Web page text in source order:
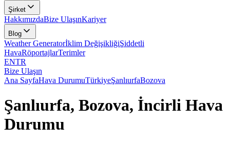
Şirket
HakkımızdaBize UlaşınKariyer
Blog
Weather Generatorİklim DeğişikliğiŞiddetli
HavaRöportajlarTerimler
ENTR
Bize Ulaşın
Ana SayfaHava DurumuTürkiyeŞanlıurfaBozova
Şanlıurfa, Bozova, İncirli Hava
Durumu